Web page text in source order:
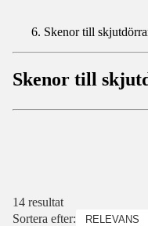
Skenor till
Skenor till
14 resultat
Sortera efter: